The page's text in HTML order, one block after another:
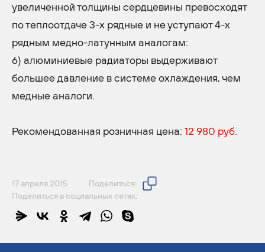
увеличенной толщины сердцевины превосходят
по теплоотдаче 3-х рядные и не уступают 4-х
рядным медно-латунным аналогам:
6) алюминиевые радиаторы выдерживают
большее давление в системе охлаждения, чем
медные аналоги.
Рекомендованная розничная цена: 12 980 руб.
17 апреля 2015
Поделиться:
Поделиться в социальных сетях: